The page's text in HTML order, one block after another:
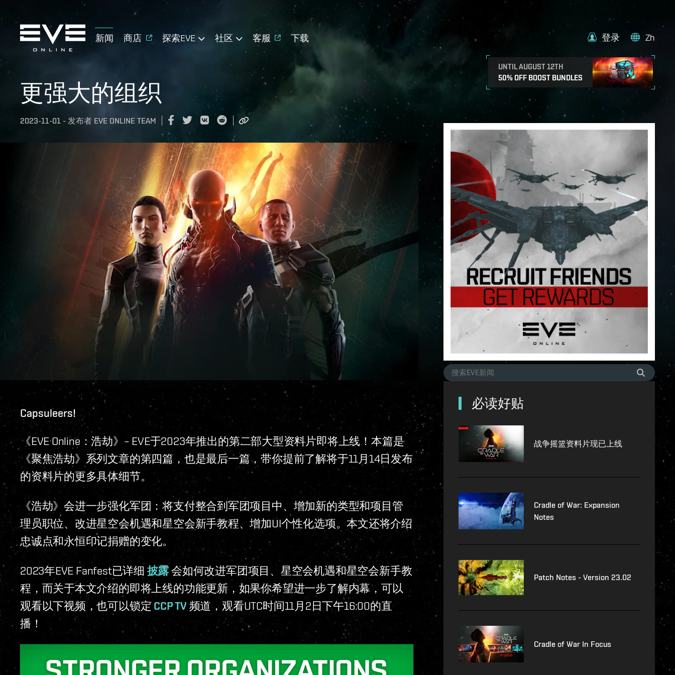
新闻 商店 探索EVE 社区 客服 下载
UNTIL AUGUST 12TH
50% OFF BOOST BUNDLES
登录 Zh
更强大的组织
2023-11-01 - 发布者 EVE ONLINE TEAM
Capsuleers!
《EVE Online：浩劫》– EVE于2023年推出的第二部大型资料片即将上线！本篇是
《聚焦浩劫》系列文章的第四篇，也是最后一篇，带你提前了解将于11月14日发布
的资料片的更多具体细节。
《浩劫》会进一步强化军团：将支付整合到军团项目中、增加新的类型和项目管
理员职位、改进星空会机遇和星空会新手教程、增加UI个性化选项。本文还将介绍
忠诚点和永恒印记捐赠的变化。
2023年EVE Fanfest已详细 披露 会如何改进军团项目、星空会机遇和星空会新手教
程，而关于本文介绍的即将上线的功能更新，如果你希望进一步了解内幕，可以
观看以下视频，也可以锁定 CCP TV 频道，观看UTC时间11月2日下午16:00的直
播！
必读好贴
战争摇篮资料片现已上线
Cradle of War: Expansion
Notes
Patch Notes - Version 23.02
Cradle of War In Focus